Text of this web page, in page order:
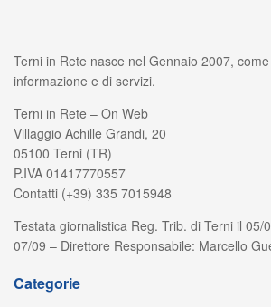
Terni in Rete nasce nel Gennaio 2007,
informazione e di servizi.
Terni in Rete – On Web
Villaggio Achille Grandi, 20
05100 Terni (TR)
P.IVA 01417770557
Contatti (+39) 335 7015948
Testata giornalistica Reg. Trib. di Terni il 05/
07/09 – Direttore Responsabile: Marcello
Categorie